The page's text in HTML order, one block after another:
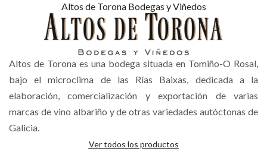
Altos de Torona Bodegas y Viñedos
Altos de Torona es una bodega situada en Tomiño-O Rosal,
bajo el microclima de las Rías Baixas, dedicada a la
elaboración, comercialización y exportación de varias
marcas de vino albariño y de otras variedades autóctonas de
Galicia.
Ver todos los productos